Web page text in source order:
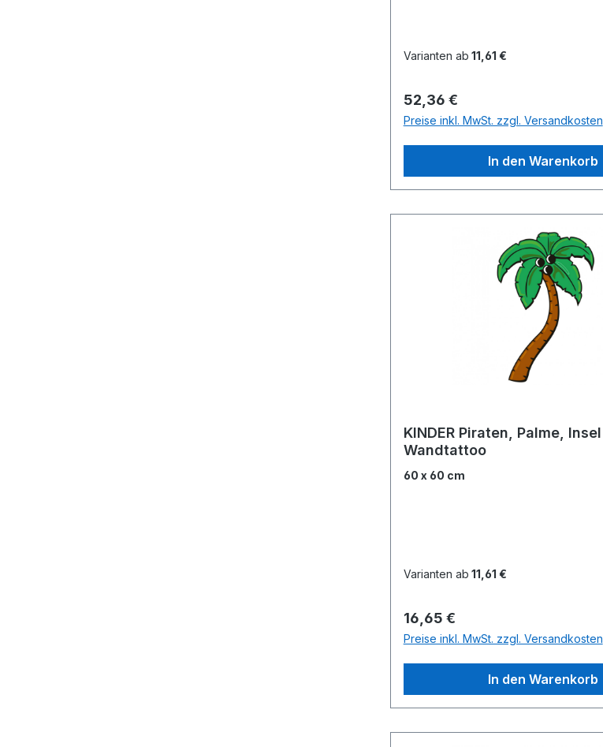
Varianten ab 11,61 €
Regulärer Preis:
52,36 €
Preise inkl. MwSt. zzgl. Versandkosten
In den Warenkorb
KINDER Piraten, Palme, Insel
Wandtattoo
60 x 60 cm
Varianten ab 11,61 €
Regulärer Preis:
16,65 €
Preise inkl. MwSt. zzgl. Versandkosten
In den Warenkorb